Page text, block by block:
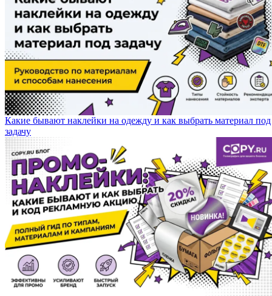
Какие бывают наклейки на одежду и как выбрать материал под
задачу